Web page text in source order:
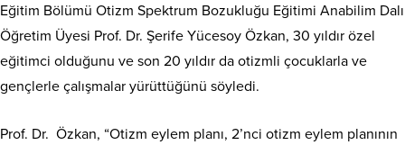
Eğitim Bölümü Otizm Spektrum Bozukluğu Eğitimi Anabilim Dalı
Öğretim Üyesi Prof. Dr. Şerife Yücesoy Özkan, 30 yıldır özel
eğitimci olduğunu ve son 20 yıldır da otizmli çocuklarla ve
gençlerle çalışmalar yürüttüğünü söyledi.
Prof. Dr. Özkan, “Otizm eylem planı, 2’nci otizm eylem planının